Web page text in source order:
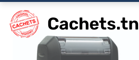
contenu
Cachets.tn